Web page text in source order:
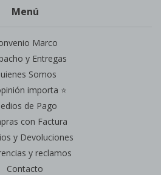
Menú
Marco
y Entregas
Somos
importa ⭐
de Pago
con Factura
y Devoluciones
y reclamos
Contacto